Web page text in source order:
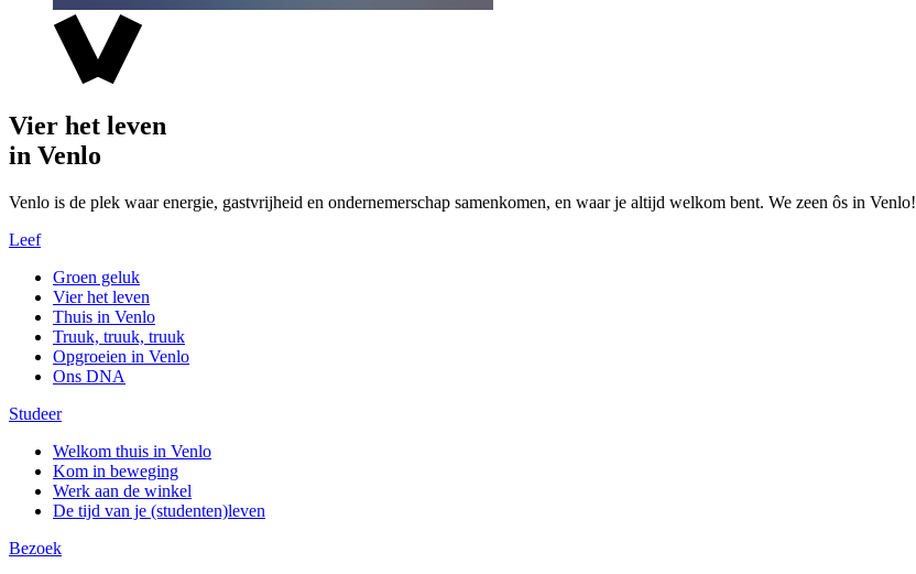
Vier het leven
in Venlo
Venlo is de plek waar energie, gastvrijheid en ondernemerschap samenkomen, en waar je altijd welkom bent. We zeen ôs in Venlo!
Leef
Groen geluk
Vier het leven
Thuis in Venlo
Truuk, truuk, truuk
Opgroeien in Venlo
Ons DNA
Studeer
Welkom thuis in Venlo
Kom in beweging
Werk aan de winkel
De tijd van je (studenten)leven
Bezoek